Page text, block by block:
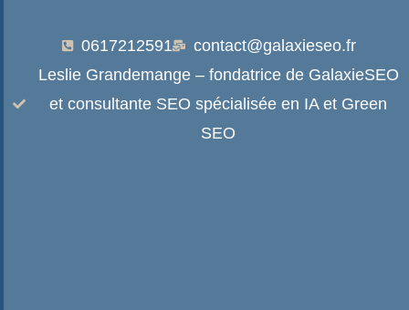
0617212591
contact@galaxieseo.fr
Leslie Grandemange – fondatrice de GalaxieSEO
et consultante SEO spécialisée en IA et Green
SEO